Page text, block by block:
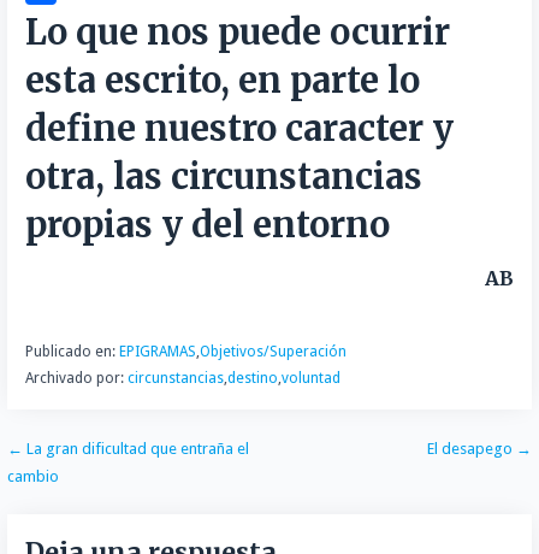
b
o
t
e
n
e
I
n
m
i
C
m
a
r
i
Lo que nos puede ocurrir
esta escrito, en parte lo
define nuestro caracter y
otra, las circunstancias
propias y del entorno
AB
Publicado en: EPIGRAMAS,Objetivos/Superación
Archivado por: circunstancias,destino,voluntad
Navegación
entradas
← La gran dificultad que entraña el
cambio
El desapego →